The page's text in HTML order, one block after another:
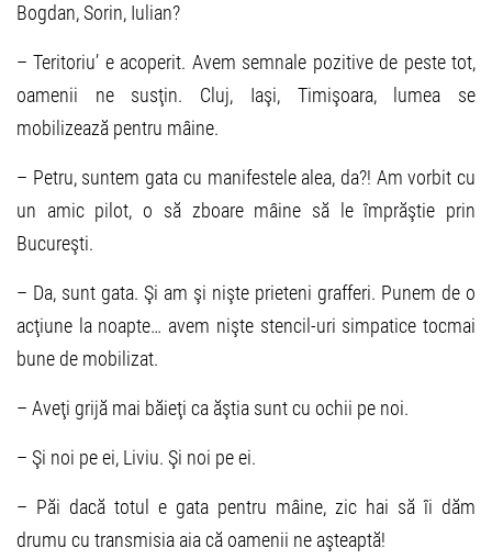
Bogdan, Sorin, Iulian?
– Teritoriu’ e acoperit. Avem semnale pozitive de peste tot,
oamenii ne susţin. Cluj, Iaşi, Timişoara, lumea se
mobilizează pentru mâine.
– Petru, suntem gata cu manifestele alea, da?! Am vorbit cu
un amic pilot, o să zboare mâine să le împrăştie prin
Bucureşti.
– Da, sunt gata. Şi am şi nişte prieteni grafferi. Punem de o
acţiune la noapte… avem nişte stencil-uri simpatice tocmai
bune de mobilizat.
– Aveţi grijă mai băieţi ca ăştia sunt cu ochii pe noi.
– Şi noi pe ei, Liviu. Şi noi pe ei.
– Păi dacă totul e gata pentru mâine, zic hai să îi dăm
drumu cu transmisia aia că oamenii ne aşteaptă!